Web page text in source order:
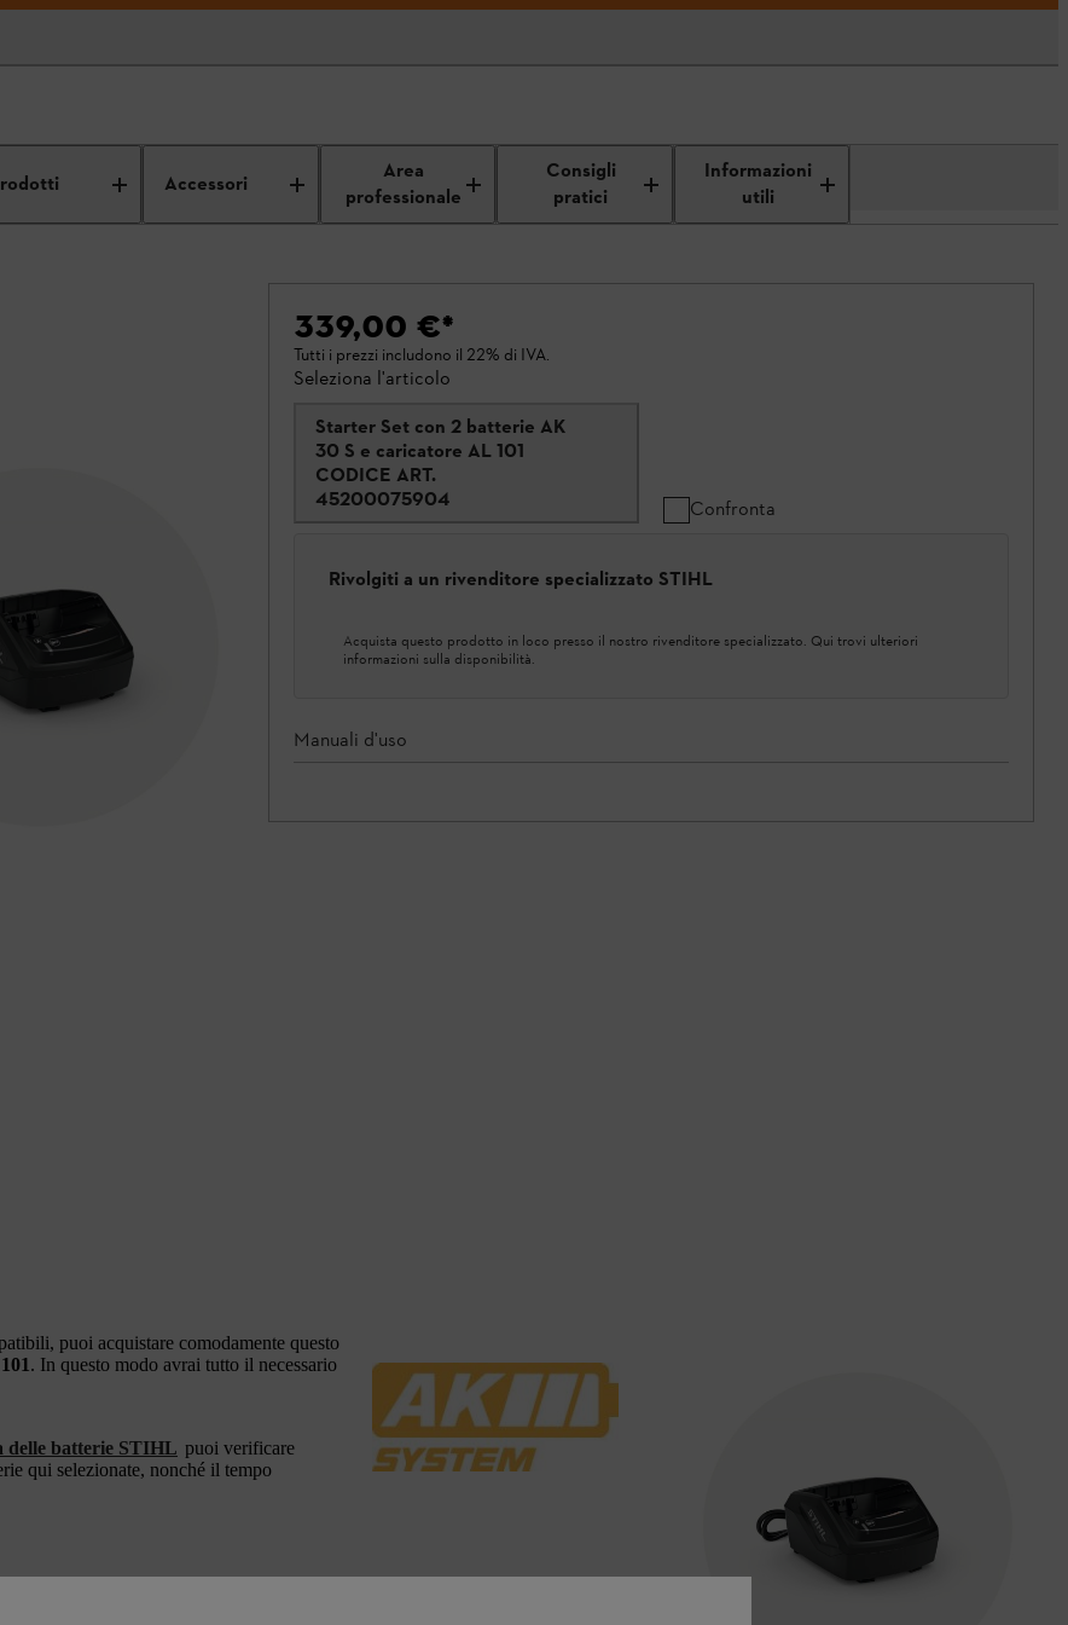
Accessori
Area
professionale
Consigli
pratici
Informazioni
utili
339,00 €*
Tutti i prezzi includono il 22% di IVA.
Seleziona l'articolo
Starter Set con 2 batterie AK
30 S e caricatore AL 101
CODICE ART.
45200075904
Confronta
Rivolgiti a un rivenditore specializzato STIHL
Acquista questo prodotto in loco presso il nostro rivenditore specializzato. Qui trovi ulteriori
informazioni sulla disponibilità.
Manuali d'uso
puoi acquistare comodamente questo
. In questo modo avrai tutto il necessario
delle batterie STIHL puoi verificare
qui selezionate, nonché il tempo